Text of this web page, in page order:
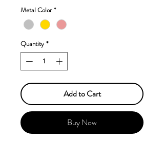
Metal Color *
Quantity *
Add to Cart
Buy Now